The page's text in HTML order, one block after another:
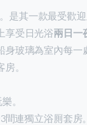
是其一款最受歡迎
享受日光浴兩日一
玻璃為室內每一
。
。
連獨立浴厠套房。